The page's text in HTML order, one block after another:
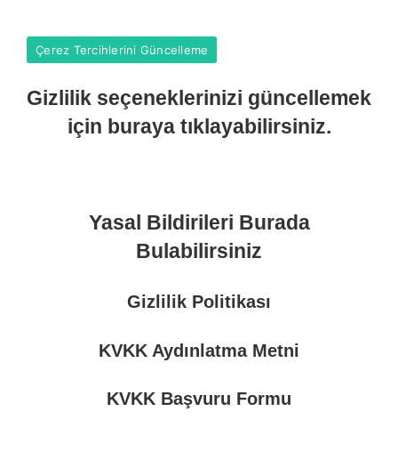
Çerez Tercihlerini Güncelleme
Gizlilik seçeneklerinizi güncellemek
için buraya tıklayabilirsiniz.
Yasal Bildirileri Burada
Bulabilirsiniz
Gizlilik Politikası
KVKK Aydınlatma Metni
KVKK Başvuru Formu